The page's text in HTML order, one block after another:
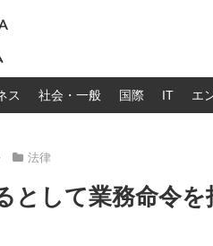
ス 社会・一般 国際 IT エ
法律
として業務命令を